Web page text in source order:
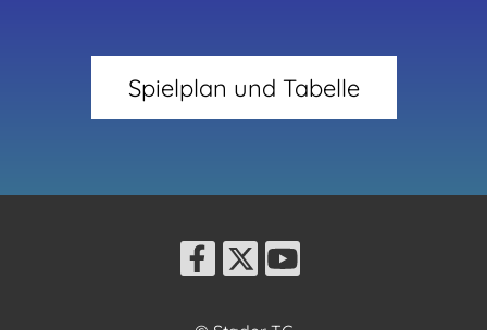
Spielplan und Tabelle